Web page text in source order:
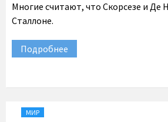
Многие считают, что Скорсезе и Де
Сталлоне.
Подробнее
МИР